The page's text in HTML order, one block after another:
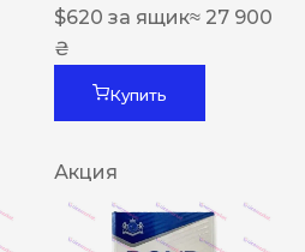
$620 за ящик≈ 27 900
₴
Купить
Акция